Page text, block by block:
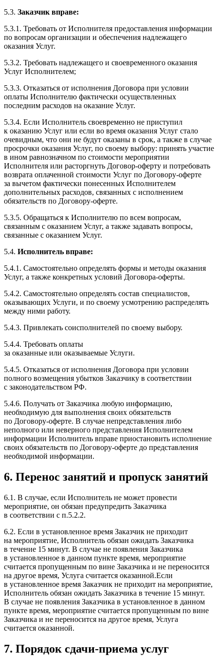
5.3. Заказчик вправе:
5.3.1. Требовать от Исполнителя предоставления информации
по вопросам организации и обеспечения надлежащего
оказания Услуг.
5.3.2. Требовать надлежащего и своевременного оказания
Услуг Исполнителем;
5.3.3. Отказаться от исполнения Договора при условии
оплаты Исполнителю фактически осуществленных
последним расходов на оказание Услуг.
5.3.4. Если Исполнитель своевременно не приступил
к оказанию Услуг или если во время оказания Услуг стало
очевидным, что они не будут оказаны в срок, а также в случае
просрочки оказания Услуг, по своему выбору: принять участие
в ином равнозначном по стоимости мероприятии
Исполнителя или расторгнуть Договор-​оферту и потребовать
возврата оплаченной стоимости Услуг по Договору-​оферте
за вычетом фактически понесенных Исполнителем
дополнительных расходов, связанных с исполнением
обязательств по Договору-оферте.
5.3.5. Обращаться к Исполнителю по всем вопросам,
связанным с оказанием Услуг, а также задавать вопросы,
связанные с оказанием Услуг.
5.4. Исполнитель вправе:
5.4.1. Самостоятельно определять формы и методы оказания
Услуг, а также конкретных условий Договора-оферты.
5.4.2. Самостоятельно определять состав специалистов,
оказывающих Услуги, и по своему усмотрению распределять
между ними работу.
5.4.3. Привлекать соисполнителей по своему выбору.
5.4.4. Требовать оплаты
за оказанные или оказываемые Услуги.
5.4.5. Отказаться от исполнения Договора при условии
полного возмещения убытков Заказчику в соответствии
с законодательством РФ.
5.4.6. Получать от Заказчика любую информацию,
необходимую для выполнения своих обязательств
по Договору-​оферте. В случае непредставления либо
неполного или неверного представления Исполнителем
информации Исполнитель вправе приостановить исполнение
своих обязательств по Договору-​оферте до представления
необходимой информации.
6. Перенос занятий и пропуск занятий
6.1. В случае, если Исполнитель не может провести
мероприятие, он обязан предупредить Заказчика
в соответствии с п.5.2.2.
6.2. Если в установленное время Заказчик не приходит
на мероприятие, Исполнитель обязан ожидать Заказчика
в течение 15 минут. В случае не появления Заказчика
в установленное в данном пункте время, мероприятие
считается пропущенным по вине Заказчика и не переносится
на другое время, Услуга считается оказанной.Если
в установленное время Заказчик не приходит на мероприятие,
Исполнитель обязан ожидать Заказчика в течение 15 минут.
В случае не появления Заказчика в установленное в данном
пункте время, мероприятие считается пропущенным по вине
Заказчика и не переносится на другое время, Услуга
считается оказанной.
7. Порядок сдачи-​приема услуг